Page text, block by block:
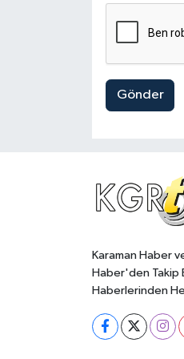
Gönder
Karaman Haber
Haber'den Takip
Haberlerinden